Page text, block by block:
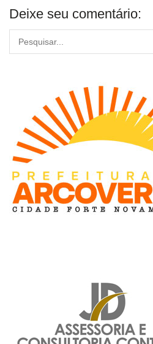
Deixe seu comentário: